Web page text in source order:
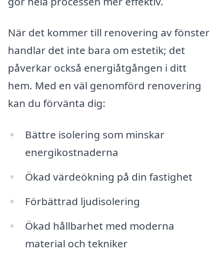
När det kommer till renovering av fönster
handlar det inte bara om estetik; det
påverkar också energiåtgången i ditt
hem. Med en väl genomförd renovering
kan du förvänta dig:
Bättre isolering som minskar
energikostnaderna
Ökad värdeökning på din fastighet
Förbättrad ljudisolering
Ökad hållbarhet med moderna
material och tekniker